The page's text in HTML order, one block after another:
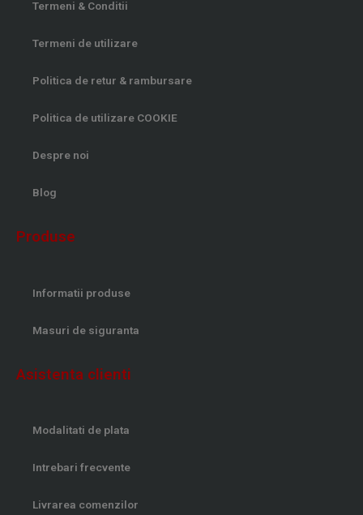
Termeni & Conditii
Termeni de utilizare
Politica de retur & rambursare
Politica de utilizare COOKIE
Despre noi
Blog
Produse
Informatii produse
Masuri de siguranta
Asistenta clienti
Modalitati de plata
Intrebari frecvente
Livrarea comenzilor